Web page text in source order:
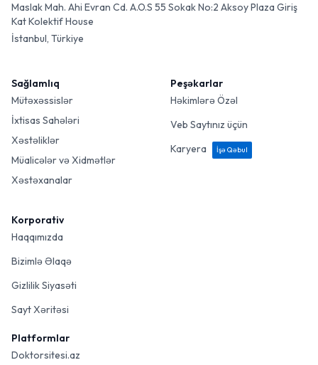
Maslak Mah. Ahi Evran Cd. A.O.S 55 Sokak No:2 Aksoy Plaza Giriş
Kat Kolektif House
İstanbul, Türkiye
Sağlamlıq
Mütəxəssislər
İxtisas Sahələri
Xəstəliklər
Müalicələr və Xidmətlər
Xəstəxanalar
Peşəkarlar
Həkimlərə Özəl
Veb Saytınız üçün
Karyera
İşə Qəbul
Korporativ
Haqqımızda
Bizimlə Əlaqə
Gizlilik Siyasəti
Sayt Xəritəsi
Platformlar
Doktorsitesi.az